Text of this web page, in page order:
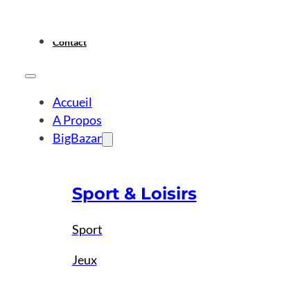
Contact
Accueil
A Propos
BigBazar
Sport & Loisirs
Sport
Jeux